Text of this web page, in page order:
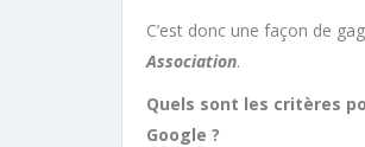
C’est donc une façon de
Association.
Quels sont les critères
Google ?